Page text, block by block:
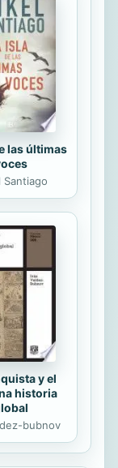
del
y
objetivos
obra se
las últimas
Santiago
y el
historia
bubnov